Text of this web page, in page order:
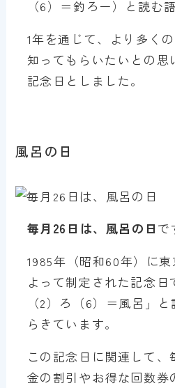
（6）＝釣ろー）と読む
1年を通じて、より多く
知ってもらいたいとの思
記念日としました。
風呂の日
毎月26日は、風呂の日 で
1985年（昭和60年）に
よって制定された記念日
（2）ろ（6）＝風呂」
らきています。
この記念日に関連して
金の割引やお得な回数券